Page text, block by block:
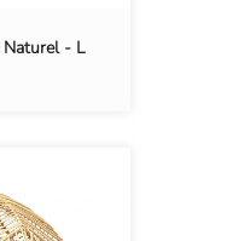
Naturel - L